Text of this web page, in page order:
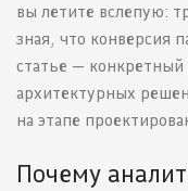
вы летите вслепую:
зная, что конверсия
статье —
архитектурных
на этапе
Почему